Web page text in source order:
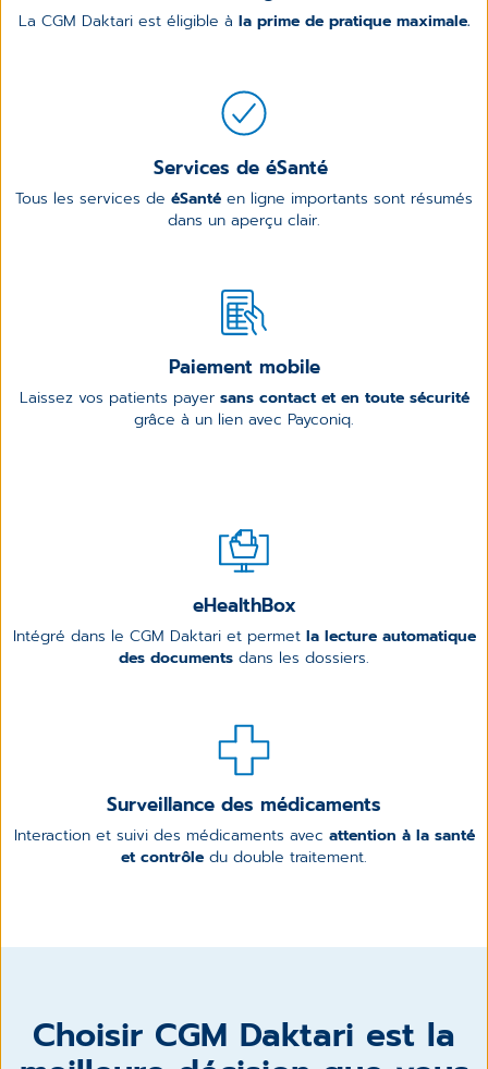
La CGM Daktari est éligible à la prime de pratique maximale.
Services de éSanté
Tous les services de éSanté en ligne importants sont résumés
dans un aperçu clair.
Paiement mobile
Laissez vos patients payersans contact et en toute sécurité
grâce à un lien avec Payconiq.
eHealthBox
Intégré dans le CGM Daktari et permet la lecture automatique
des documents dans les dossiers.
Surveillance des médicaments
Interaction et suivi des médicaments avec attention à la santé
et contrôle du double traitement.
Choisir CGM Daktari est la